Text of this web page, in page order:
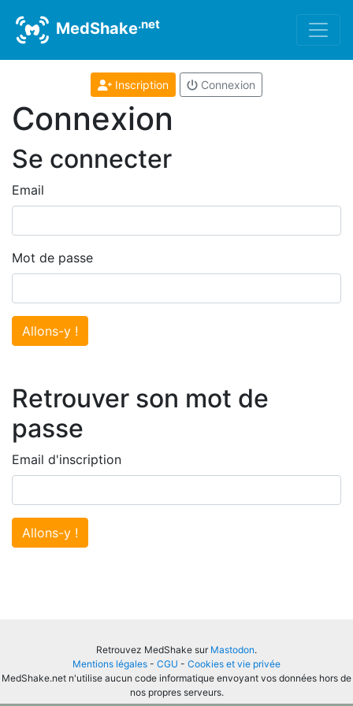
MedShake.net
Inscription Connexion
Connexion
Se connecter
Email
Mot de passe
Allons-y !
Retrouver son mot de
passe
Email d'inscription
Allons-y !
Retrouvez MedShake sur Mastodon.
Mentions légales - CGU - Cookies et vie privée
MedShake.net n'utilise aucun code informatique envoyant vos données hors de
nos propres serveurs.